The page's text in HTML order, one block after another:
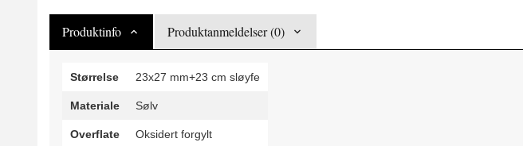
Produktinfo Produktanmeldelser (0)
Størrelse 23x27 mm+23 cm sløyfe
Materiale Sølv
Overflate Oksidert forgylt